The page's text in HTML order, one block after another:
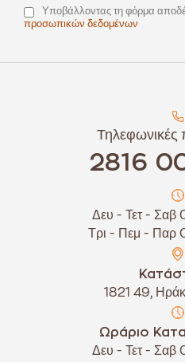
Υποβάλλοντας τη φόρμα
προσωπικών δεδομένων
Τηλεφωνικές
2816
Δευ - Τετ -
Τρι - Πεμ -
1821 49,
Ωράριο
Δευ - Τετ -